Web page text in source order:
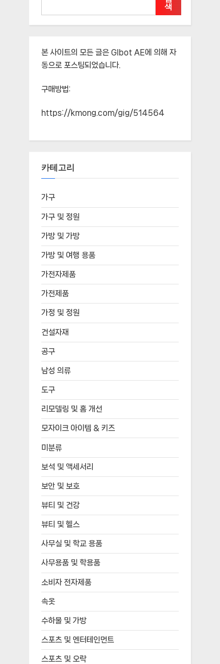
색
본 사이트의 모든 글은 Glbot AE에 의해 자
동으로 포스팅되었습니다.
구매방법:
https://kmong.com/gig/514564
카테고리
가구
가구 및 정원
가방 및 가방
가방 및 여행 용품
가전자제품
가전제품
가정 및 정원
건설자재
공구
남성 의류
도구
리모델링 및 홈 개선
모자이크 아이템 & 키즈
미분류
보석 및 액세서리
보안 및 보호
뷰티 및 건강
뷰티 및 헬스
사무실 및 학교 용품
사무용품 및 학용품
소비자 전자제품
속옷
수하물 및 가방
스포츠 및 엔터테인먼트
스포츠 및 오락